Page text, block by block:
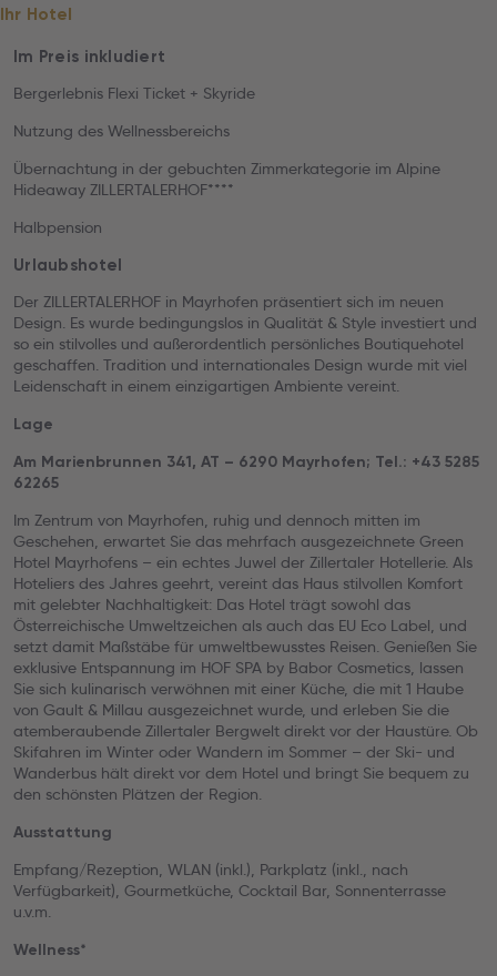
Ihr Hotel
Im Preis inkludiert
Bergerlebnis Flexi Ticket + Skyride
Nutzung des Wellnessbereichs
Übernachtung in der gebuchten Zimmerkategorie im Alpine
Hideaway ZILLERTALERHOF****
Halbpension
Urlaubshotel
Der ZILLERTALERHOF in Mayrhofen präsentiert sich im neuen
Design. Es wurde bedingungslos in Qualität & Style investiert und
so ein stilvolles und außerordentlich persönliches Boutiquehotel
geschaffen. Tradition und internationales Design wurde mit viel
Leidenschaft in einem einzigartigen Ambiente vereint.
Lage
Am Marienbrunnen 341, AT – 6290 Mayrhofen; Tel.: +43 5285
62265
Im Zentrum von Mayrhofen, ruhig und dennoch mitten im
Geschehen, erwartet Sie das mehrfach ausgezeichnete Green
Hotel Mayrhofens – ein echtes Juwel der Zillertaler Hotellerie. Als
Hoteliers des Jahres geehrt, vereint das Haus stilvollen Komfort
mit gelebter Nachhaltigkeit: Das Hotel trägt sowohl das
Österreichische Umweltzeichen als auch das EU Eco Label, und
setzt damit Maßstäbe für umweltbewusstes Reisen. Genießen Sie
exklusive Entspannung im HOF SPA by Babor Cosmetics, lassen
Sie sich kulinarisch verwöhnen mit einer Küche, die mit 1 Haube
von Gault & Millau ausgezeichnet wurde, und erleben Sie die
atemberaubende Zillertaler Bergwelt direkt vor der Haustüre. Ob
Skifahren im Winter oder Wandern im Sommer – der Ski- und
Wanderbus hält direkt vor dem Hotel und bringt Sie bequem zu
den schönsten Plätzen der Region.
Ausstattung
Empfang/Rezeption, WLAN (inkl.), Parkplatz (inkl., nach
Verfügbarkeit), Gourmetküche, Cocktail Bar, Sonnenterrasse
u.v.m.
Wellness*